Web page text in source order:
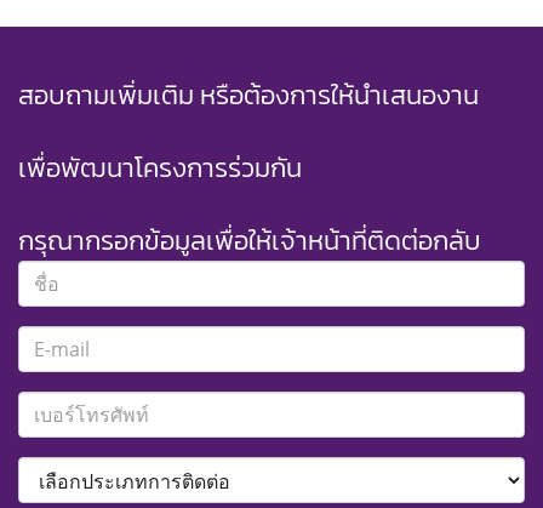
สอบถามเพิ่มเติม หรือต้องการให้นำเสนองาน
เพื่อพัฒนาโครงการร่วมกัน
กรุณากรอกข้อมูลเพื่อให้เจ้าหน้าที่ติดต่อกลับ